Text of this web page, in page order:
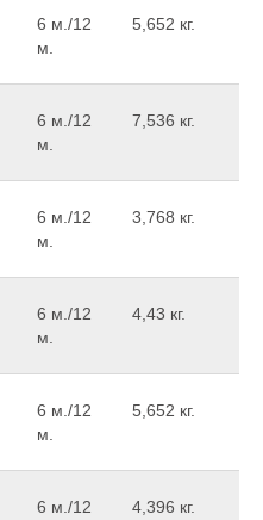
6 м./12
м.
5,652 кг.
6 м./12
м.
7,536 кг.
6 м./12
м.
3,768 кг.
6 м./12
м.
4,43 кг.
6 м./12
м.
5,652 кг.
6 м./12
4,396 кг.